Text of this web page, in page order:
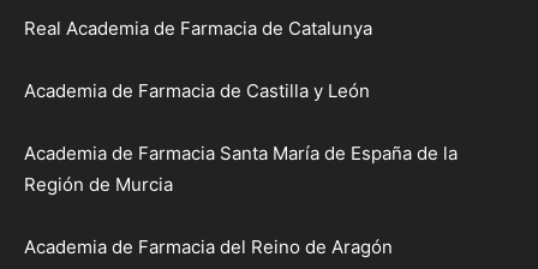
Real Academia de Farmacia de Catalunya
Academia de Farmacia de Castilla y León
Academia de Farmacia Santa María de España de la
Región de Murcia
Academia de Farmacia del Reino de Aragón